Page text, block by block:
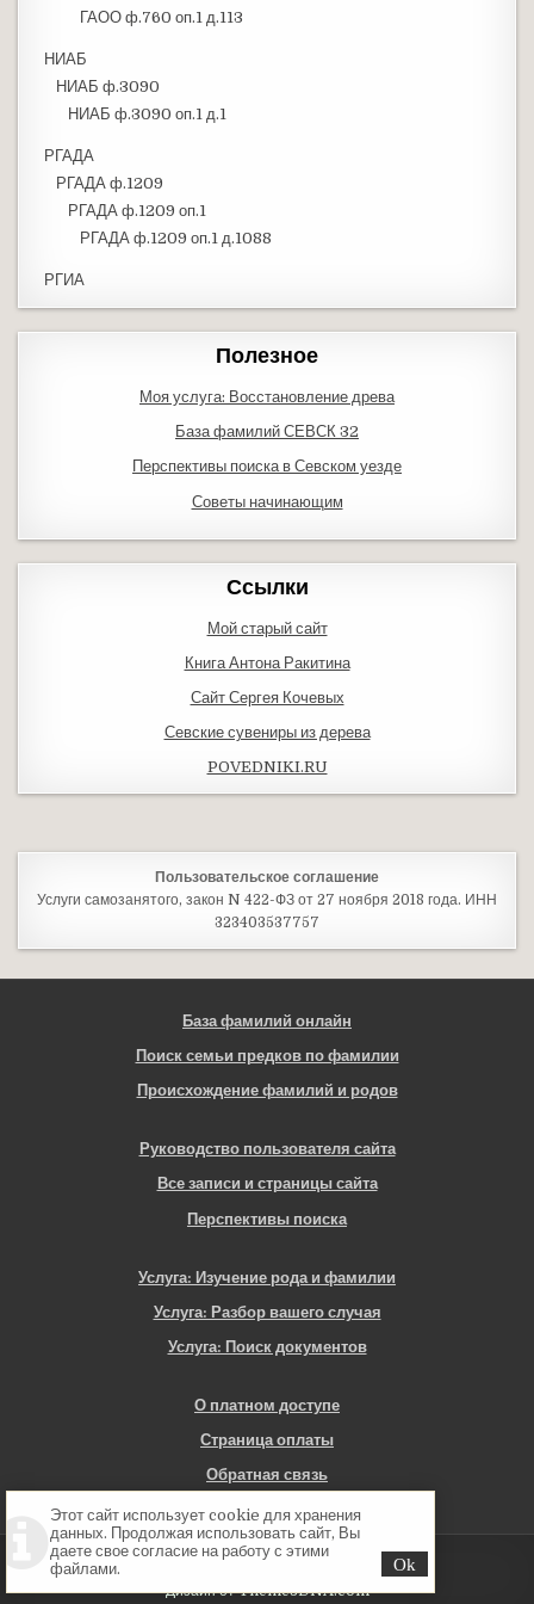
ГАОО ф.760 оп.1 д.113
НИАБ
НИАБ ф.3090
НИАБ ф.3090 оп.1 д.1
РГАДА
РГАДА ф.1209
РГАДА ф.1209 оп.1
РГАДА ф.1209 оп.1 д.1088
РГИА
Полезное
Моя услуга: Восстановление древа
База фамилий СЕВСК 32
Перспективы поиска в Севском уезде
Советы начинающим
Ссылки
Мой старый сайт
Книга Антона Ракитина
Сайт Сергея Кочевых
Севские сувениры из дерева
POVEDNIKI.RU
Пользовательское соглашение
Услуги самозанятого, закон N 422-ФЗ от 27 ноября 2018 года. ИНН
323403537757
База фамилий онлайн
Поиск семьи предков по фамилии
Происхождение фамилий и родов
Руководство пользователя сайта
Все записи и страницы сайта
Перспективы поиска
Услуга: Изучение рода и фамилии
Услуга: Разбор вашего случая
Услуга: Поиск документов
О платном доступе
Страница оплаты
Обратная связь
Copyright © 2026 Севская Генеалогия
Дизайн от ThemesDNA.com
Этот сайт использует cookie для хранения
данных. Продолжая использовать сайт, Вы
даете свое согласие на работу с этими
файлами.